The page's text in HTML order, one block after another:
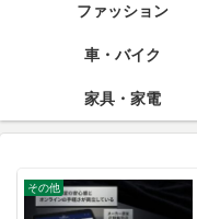
ファッション
車・バイク
家具・家電
その他